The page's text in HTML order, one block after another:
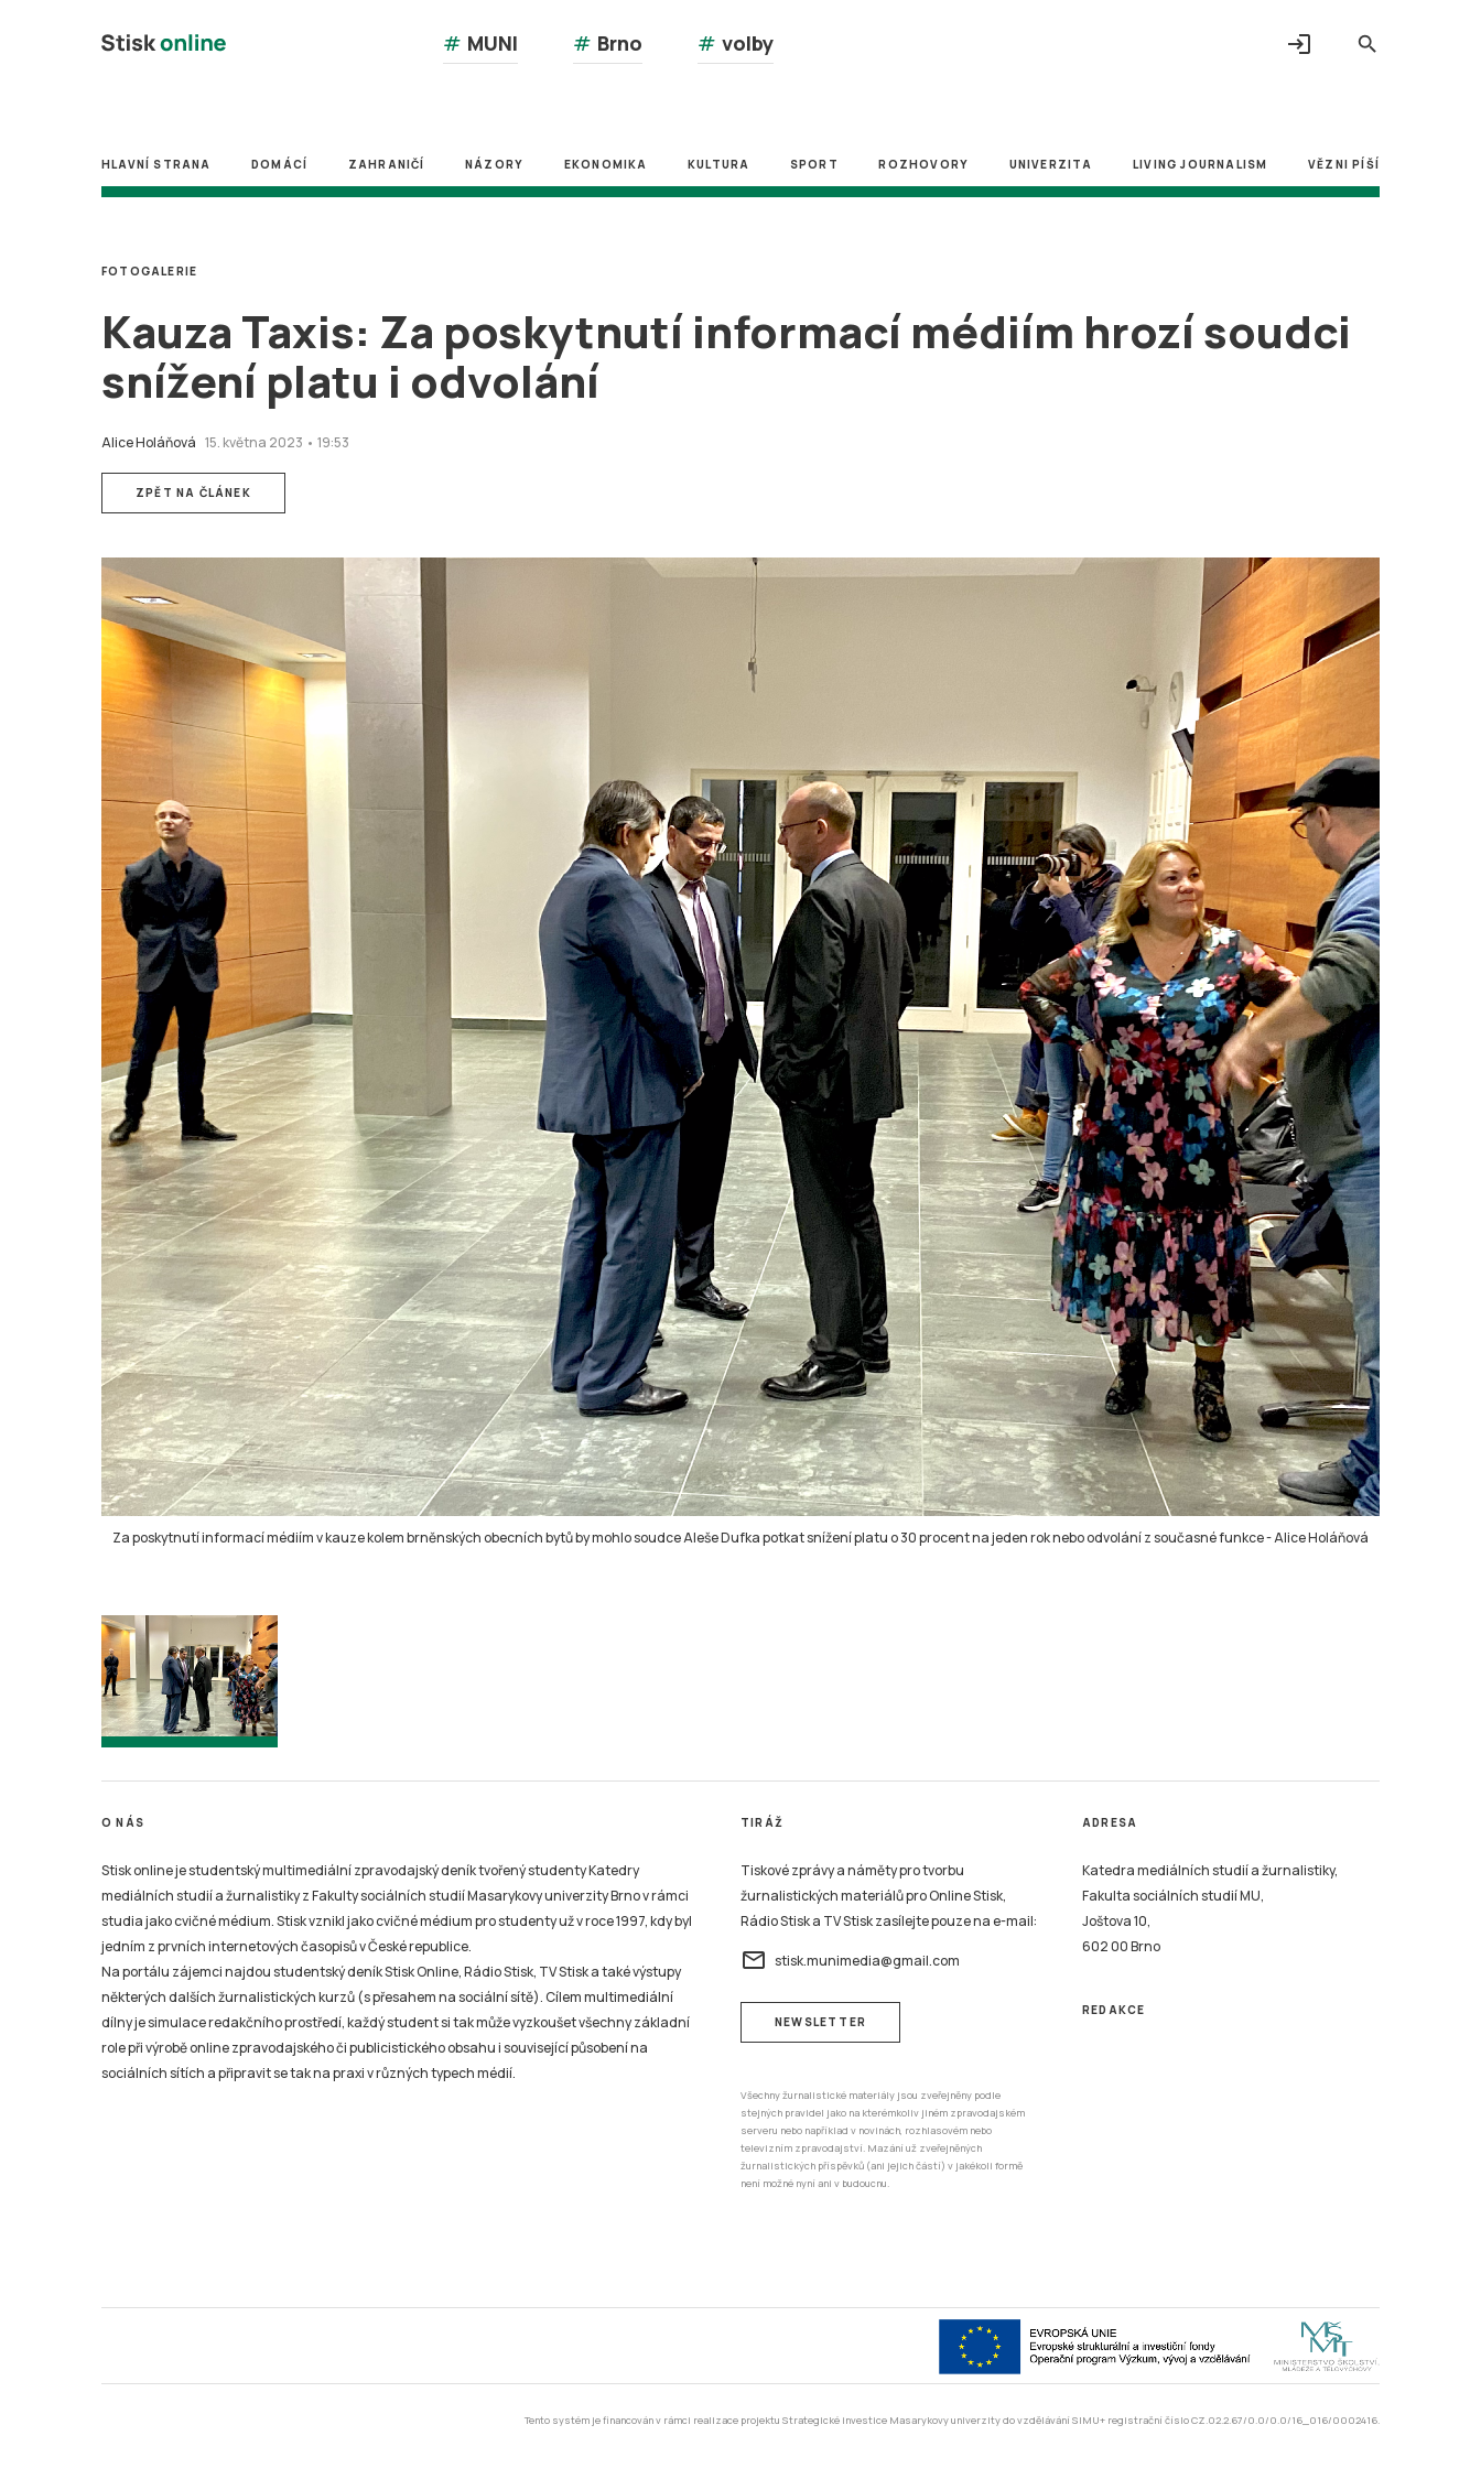
search
# MUNI # Brno # volby login
HLAVNÍ STRANA DOMÁCÍ ZAHRANIČÍ NÁZORY EKONOMIKA KULTURA SPORT ROZHOVORY UNIVERZITA LIVING JOURNALISM VĚZNI PÍŠÍ
Kauza Taxis: Za poskytnutí informací médiím hrozí soudci
snížení platu i odvolání
Alice Holáňová 15. května 2023 • 19:53
FOTOGALERIE
ZPĚT NA ČLÁNEK
Za poskytnutí informací médiím v kauze kolem brněnských obecních bytů by mohlo soudce Aleše Dufka potkat snížení platu o 30 procent na jeden rok nebo odvolání z současné funkce-Alice Holáňová
O NÁS
Stisk online je studentský multimediální zpravodajský deník tvořený studenty Katedry
mediálních studií a žurnalistiky z Fakulty sociálních studií Masarykovy univerzity Brno v rámci
studia jako cvičné médium. Stisk vznikl jako cvičné médium pro studenty už v roce 1997, kdy byl
jedním z prvních internetových časopisů v České republice.
Na portálu zájemci najdou studentský deník Stisk Online, Rádio Stisk, TV Stisk a také výstupy
některých dalších žurnalistických kurzů (s přesahem na sociální sítě). Cílem multimediální
dílny je simulace redakčního prostředí, každý student si tak může vyzkoušet všechny základní
role při výrobě online zpravodajského či publicistického obsahu i související působení na
sociálních sítích a připravit se tak na praxi v různých typech médií.
TIRÁŽ
Tiskové zprávy a náměty pro tvorbu
žurnalistických materiálů pro Online Stisk,
Rádio Stisk a TV Stisk zasílejte pouze na e-mail:
email stisk.munimedia@gmail.com
NEWSLETTER
Všechny žurnalistické materiály jsou zveřejněny podle
stejných pravidel jako na kterémkoliv jiném zpravodajském
serveru nebo například v novinách, rozhlasovém nebo
televizním zpravodajství. Mazání už zveřejněných
žurnalistických příspěvků (ani jejich částí) v jakékoli formě
není možné nyní ani v budoucnu.
ADRESA
Katedra mediálních studií a žurnalistiky,
Fakulta sociálních studií MU,
Joštova 10,
602 00 Brno
REDAKCE
Tento systém je financován v rámci realizace projektu Strategické investice Masarykovy univerzity do vzdělávání SIMU+ registrační číslo CZ.02.2.67/0.0/0.0/16_016/0002416.